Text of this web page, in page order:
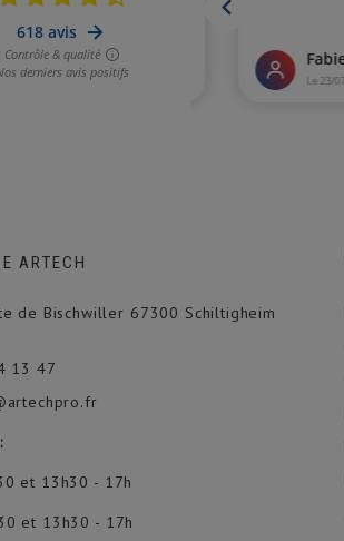
ARTECH
de Bischwiller 67300 Schiltigheim
13 47
et 13h30 - 17h
et 13h30 - 17h